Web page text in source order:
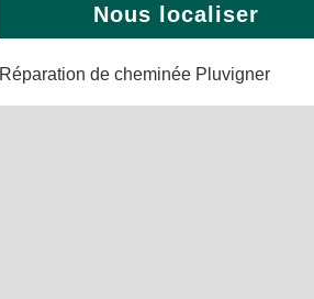
Nous localiser
Réparation de cheminée Pluvigner